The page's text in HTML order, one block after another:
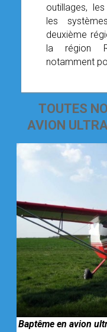
outillages,
les
deuxième
la région
notamment
TOUTES
AVION
Baptême en avion